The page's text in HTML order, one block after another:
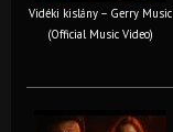
Vidéki kislány – Gerry Music
(Official Music Video)